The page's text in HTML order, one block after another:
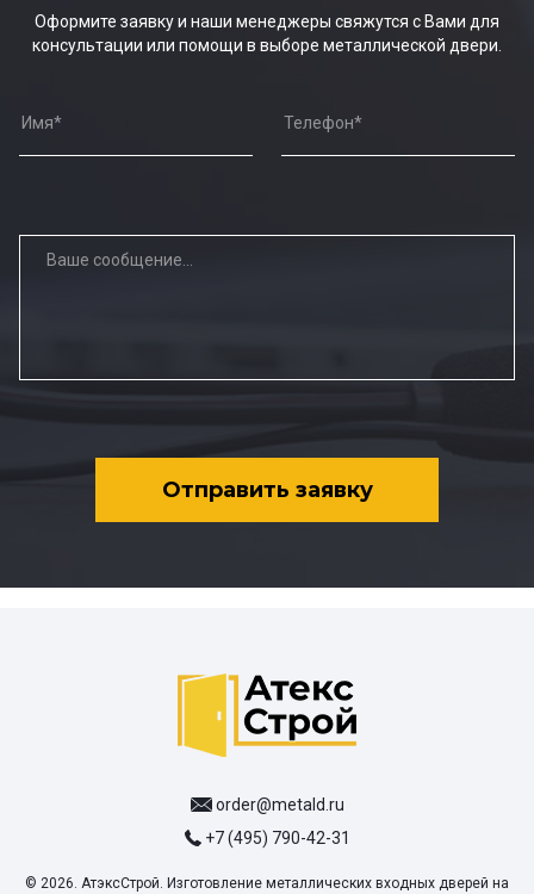
Оформите заявку и наши менеджеры свяжутся с Вами для
консультации или помощи в выборе металлической двери.
Отправить заявку
order@metald.ru
+7 (495) 790-42-31
© 2026. АтэксСтрой. Изготовление металлических входных дверей на